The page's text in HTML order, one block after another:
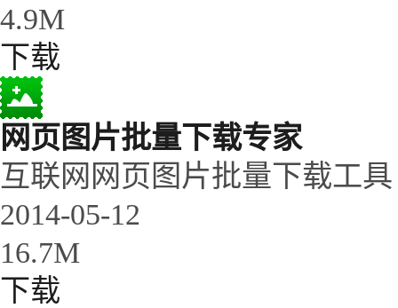
4.9M
下载
网页图片批量下载专家
互联网网页图片批量下载工具
2014-05-12
16.7M
下载